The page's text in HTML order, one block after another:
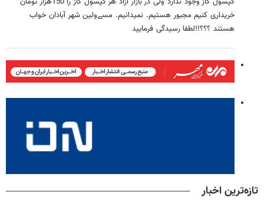
خریداری کنیم مجبور هستیم. نمیدانیم. مسےولین شهر آبادان خواب
هستند ؟؟؟!!لطفا رسیدگی فرمایید
تازه‌ترین اخبار